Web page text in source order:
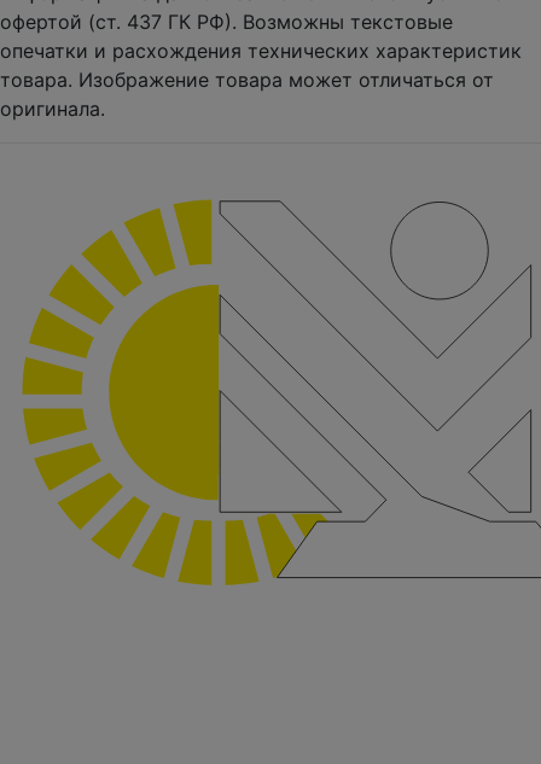
офертой (ст. 437 ГК РФ). Возможны текстовые
опечатки и расхождения технических характеристик
товара. Изображение товара может отличаться от
оригинала.